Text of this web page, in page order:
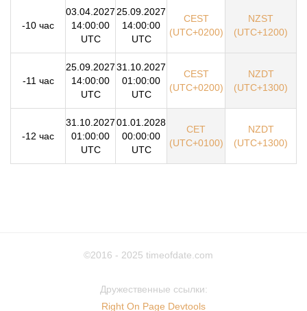
-10 час
03.04.2027
14:00:00
UTC
25.09.2027
14:00:00
UTC
CEST
(UTC+0200)
NZST
(UTC+1200)
-11 час
25.09.2027
14:00:00
UTC
31.10.2027
01:00:00
UTC
CEST
(UTC+0200)
NZDT
(UTC+1300)
-12 час
31.10.2027
01:00:00
UTC
01.01.2028
00:00:00
UTC
CET
(UTC+0100)
NZDT
(UTC+1300)
©2016 - 2025 timeofdate.com
Дружественные ссылки:
Right On Page Devtools